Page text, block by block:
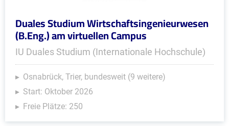
Duales Studium Wirtschaftsingenieurwesen
(B.Eng.) am virtuellen Campus
IU Duales Studium (Internationale Hochschule)
Osnabrück, Trier, bundesweit (9 weitere)
Start: Oktober 2026
Freie Plätze: 250